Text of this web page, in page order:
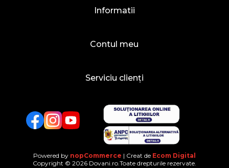
Informatii
Contul meu
Serviciu clienți
FacebookTwitterYouTube
Powered by nopCommerce | Creat de Ecom Digital
Copyright © 2026 Dovani.ro.Toate drepturile rezervate.